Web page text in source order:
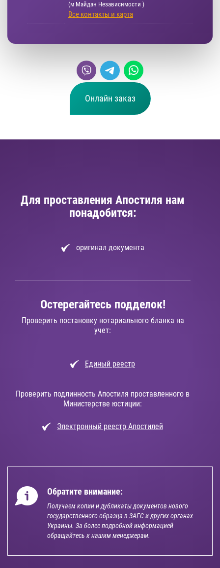
(м Майдан Независимости )
Все контакты и карта
Онлайн заказ
Для проставления Апостиля нам
понадобится:
оригинал документа
Остерегайтесь подделок!
Проверить постановку нотариального бланка на
учет:
Единый реестр
Проверить подлинность Апостиля проставленного в
Министерстве юстиции:
Электронный реестр Апостилей
Обратите внимание:
Получаем копии и дубликаты документов нового
государственного образца в ЗАГС и других органах
Украины. За более подробной информацией
обращайтесь к нашим менеджерам.